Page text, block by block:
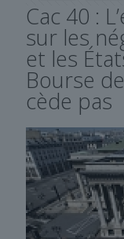
Cac 40 :
sur les
et les
Bourse
cède pas